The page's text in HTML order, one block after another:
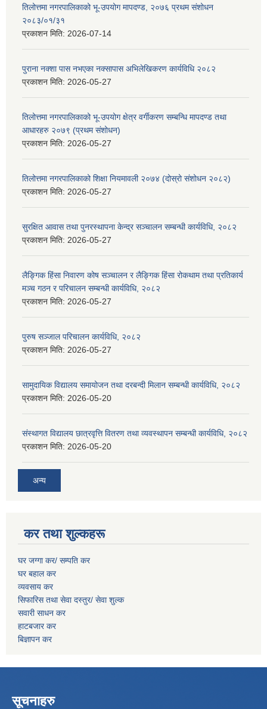
तिलोत्तमा नगरपालिकाको भू-उपयोग मापदण्ड, २०७६ प्रथम संशोधन
२०८३/०१/३१
प्रकाशन मिति: 2026-07-14
पुराना नक्शा पास नभएका नक्सापास अभिलेखिकरण कार्यविधि २०८२
प्रकाशन मिति: 2026-05-27
तिलोत्तमा नगरपालिकाको भू-उपयोग क्षेत्र वर्गीकरण सम्बन्धि मापदण्ड तथा
आधारहरु २०७९ (प्रथम संशोधन)
प्रकाशन मिति: 2026-05-27
तिलोत्तमा नगरपालिकाको शिक्षा नियमावली २०७४ (दोस्रो संशोधन २०८२)
प्रकाशन मिति: 2026-05-27
सुरक्षित आवास तथा पुनरस्थापना केन्द्र सञ्चालन सम्बन्धी कार्यविधि, २०८२
प्रकाशन मिति: 2026-05-27
लैङ्गिक हिंसा निवारण कोष सञ्चालन र लैङ्गिक हिंसा रोकथाम तथा प्रतिकार्य
मञ्च गठन र परिचालन सम्बन्धी कार्यविधि, २०८२
प्रकाशन मिति: 2026-05-27
पुरुष सञ्जाल परिचालन कार्यविधि, २०८२
प्रकाशन मिति: 2026-05-27
सामुदायिक विद्यालय समायोजन तथा दरबन्दी मिलान सम्बन्धी कार्यविधि, २०८२
प्रकाशन मिति: 2026-05-20
संस्थागत विद्यालय छात्रवृत्ति वितरण तथा व्यवस्थापन सम्बन्धी कार्यविधि, २०८२
प्रकाशन मिति: 2026-05-20
अन्य
कर तथा शुल्कहरू
घर जग्गा कर/ सम्पति कर
घर बहाल कर
व्यवसाय कर
सिफारिस तथा सेवा दस्तुर/ सेवा शुल्क
सवारी साधन कर
हाटबजार कर
बिज्ञापन कर
सूचनाहरु